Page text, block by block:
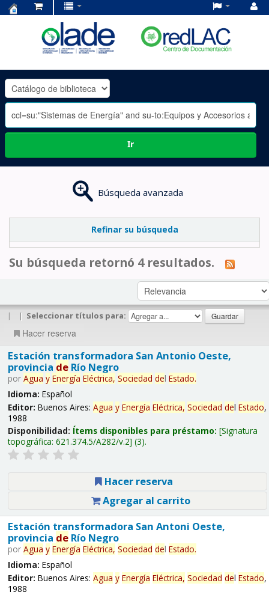
OLADE
-
Ir
Búsqueda avanzada
Refinar su búsqueda
Su búsqueda retornó 4 resultados.
| | Seleccionar títulos para:
Hacer reserva
Estación transformadora San Antonio Oeste,
provincia deRío Negro
por Agua y Energía Eléctrica, Sociedad del Estado.
Idioma: Español
Editor: Buenos Aires: Agua y Energía Eléctrica, Sociedad del Estado,
1988
Disponibilidad: Ítems disponibles para préstamo: Signatura
topográfica: 621.374.5/A282/v.2 (3).
Hacer reserva
Agregar al carrito
Estación transformadora San Antoni Oeste,
provincia deRío Negro
por Agua y Energía Eléctrica, Sociedad del Estado.
Idioma: Español
Editor: Buenos Aires: Agua y Energía Eléctrica, Sociedad del Estado,
1988